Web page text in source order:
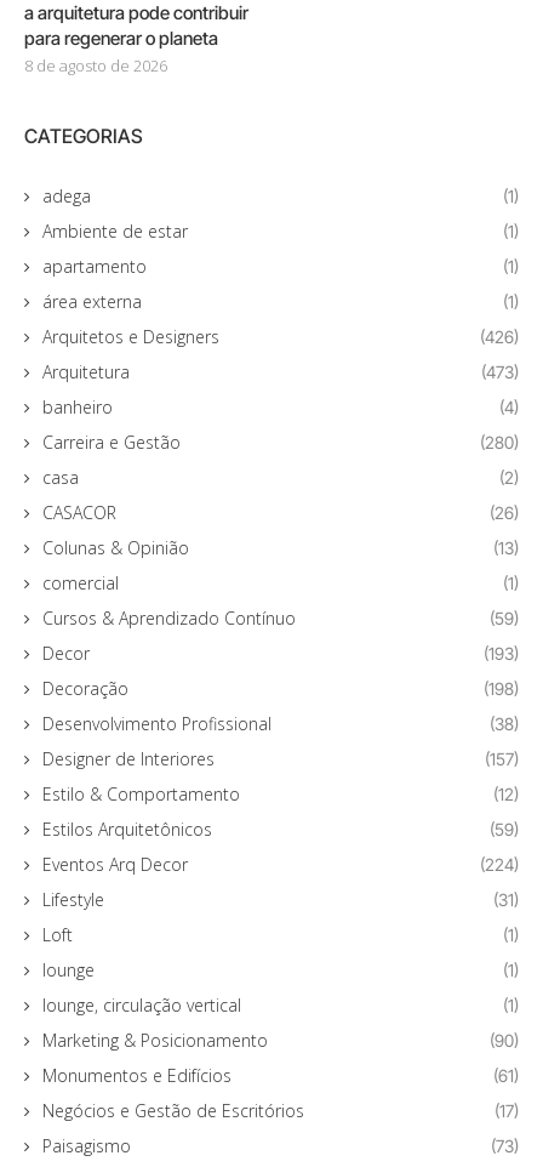
a arquitetura pode contribuir
para regenerar o planeta
8 de agosto de 2026
CATEGORIAS
adega (1)
Ambiente de estar (1)
apartamento (1)
área externa (1)
Arquitetos e Designers (426)
Arquitetura (473)
banheiro (4)
Carreira e Gestão (280)
casa (2)
CASACOR (26)
Colunas & Opinião (13)
comercial (1)
Cursos & Aprendizado Contínuo (59)
Decor (193)
Decoração (198)
Desenvolvimento Profissional (38)
Designer de Interiores (157)
Estilo & Comportamento (12)
Estilos Arquitetônicos (59)
Eventos Arq Decor (224)
Lifestyle (31)
Loft (1)
lounge (1)
lounge, circulação vertical (1)
Marketing & Posicionamento (90)
Monumentos e Edifícios (61)
Negócios e Gestão de Escritórios (17)
Paisagismo (73)